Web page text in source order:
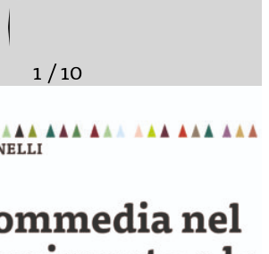
1 / 10